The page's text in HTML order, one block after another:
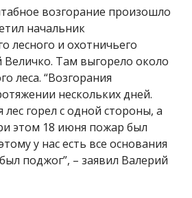
возгорание произошло
начальник
лесного и охотничьего
Величко. Там выгорело около
леса. “Возгорания
нескольких дней.
горел с одной стороны, а
этом 18 июня пожар был
у нас есть все основания
поджог”, – заявил Валерий